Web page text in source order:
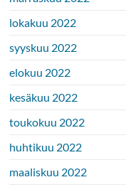
lokakuu 2022
syyskuu 2022
elokuu 2022
kesäkuu 2022
toukokuu 2022
huhtikuu 2022
maaliskuu 2022